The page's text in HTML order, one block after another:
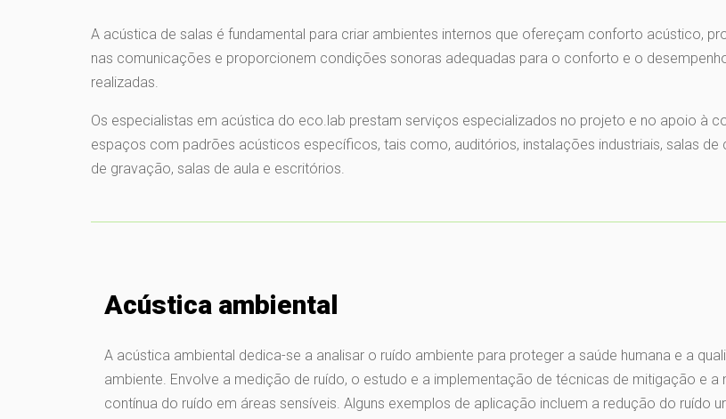
A acústica de salas é fundamental para criar ambientes internos que ofereçam conforto acústico,
nas comunicações e proporcionem condições sonoras adequadas para o conforto e o
realizadas.
Os especialistas em acústica do eco.lab prestam serviços especializados no projeto e no apoio à
espaços com padrões acústicos específicos, tais como, auditórios, instalações industriais, salas de
de gravação, salas de aula e escritórios.
Acústica ambiental
A acústica ambiental dedica-se a analisar o ruído ambiente para proteger a saúde humana e a
ambiente. Envolve a medição de ruído, o estudo e a implementação de técnicas de mitigação e a
contínua do ruído em áreas sensíveis. Alguns exemplos de aplicação incluem a redução do ruído